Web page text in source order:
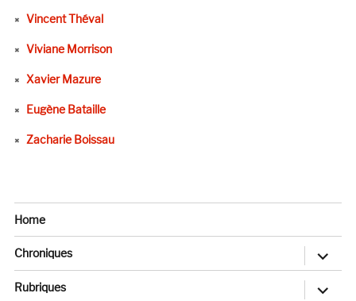
Vincent Théval
Viviane Morrison
Xavier Mazure
Eugène Bataille
Zacharie Boissau
Home
Chroniques
ouvrir
le
sous-
menu
Rubriques
ouvrir